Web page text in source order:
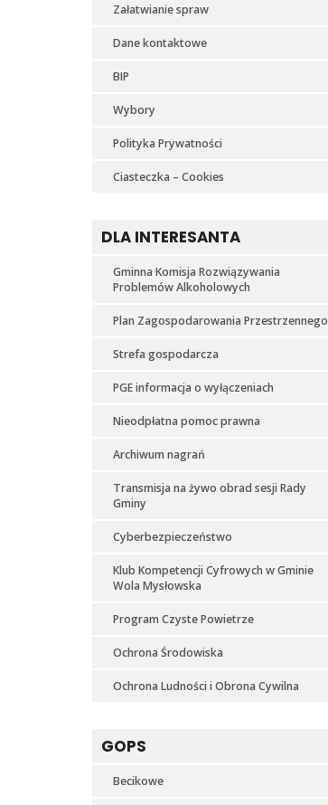
Załatwianie spraw
Dane kontaktowe
BIP
Wybory
Polityka Prywatności
Ciasteczka – Cookies
DLA INTERESANTA
Gminna Komisja Rozwiązywania
Problemów Alkoholowych
Plan Zagospodarowania Przestrzennego
Strefa gospodarcza
PGE informacja o wyłączeniach
Nieodpłatna pomoc prawna
Archiwum nagrań
Transmisja na żywo obrad sesji Rady
Gminy
Cyberbezpieczeństwo
Klub Kompetencji Cyfrowych w Gminie
Wola Mysłowska
Program Czyste Powietrze
Ochrona Środowiska
Ochrona Ludności i Obrona Cywilna
GOPS
Becikowe